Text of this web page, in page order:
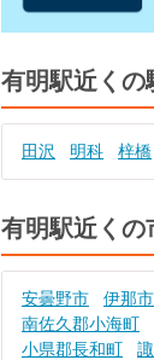
有明駅近くの
田沢 明科 梓橋
有明駅近くの
安曇野市 伊那市
南佐久郡小海町
小県郡長和町